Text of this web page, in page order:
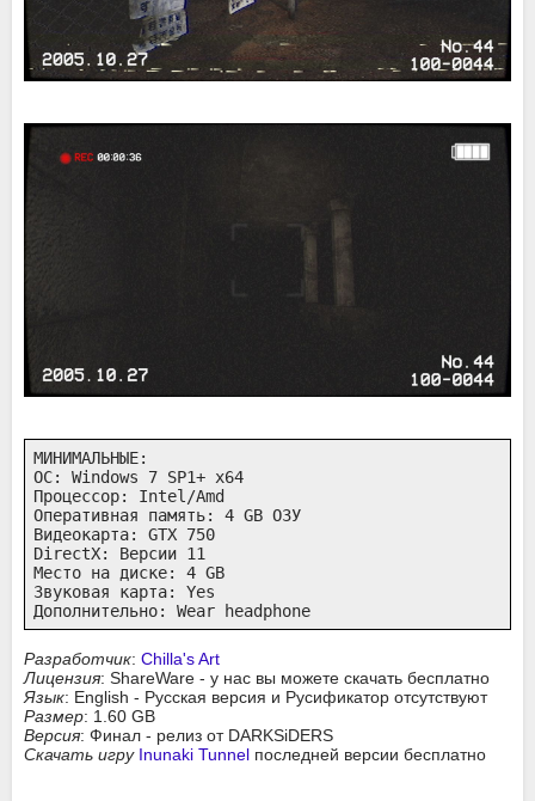
МИНИМАЛЬНЫЕ:
ОС: Windows 7 SP1+ x64
Процессор: Intel/Amd
Оперативная память: 4 GB ОЗУ
Видеокарта: GTX 750
DirectX: Версии 11
Место на диске: 4 GB
Звуковая карта: Yes
Дополнительно: Wear headphone
Разработчик: Chilla's Art
Лицензия: ShareWare - у нас вы можете скачать бесплатно
Язык: English - Русская версия и Русификатор отсутствуют
Размер: 1.60 GB
Версия: Финал - релиз от DARKSiDERS
Скачать игру Inunaki Tunnel последней версии бесплатно